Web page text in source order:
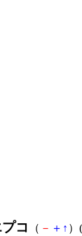
コ （ － ＋ ↑